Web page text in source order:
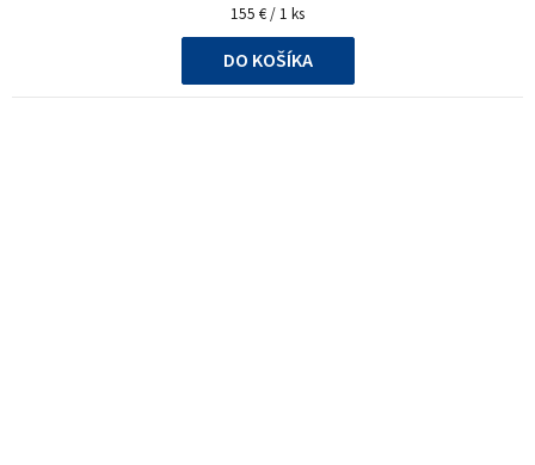
Jednotková
cena:
155 € / 1 ks
DO KOŠÍKA